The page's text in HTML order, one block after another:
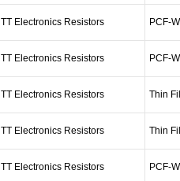
TT Electronics Resistors PCF-
TT Electronics Resistors PCF-
TT Electronics Resistors Thin
TT Electronics Resistors Thin
TT Electronics Resistors PCF-